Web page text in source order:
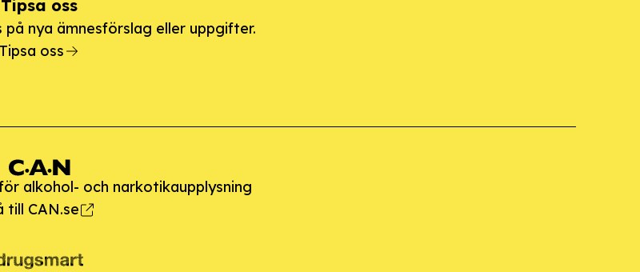
Tipsa oss
nya ämnesförslag eller uppgifter.
Tipsa oss
alkohol- och narkotikaupplysning
till CAN.se